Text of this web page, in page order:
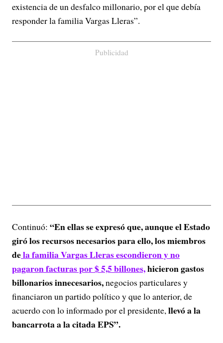
existencia de un desfalco millonario, por el que debía
responder la familia Vargas Lleras”.
Publicidad
Continuó: “En ellas se expresó que, aunque el Estado
giró los recursos necesarios para ello, los miembros
dela familia Vargas Lleras escondieron y no
pagaron facturas por $ 5,5 billones,hicieron gastos
billonarios innecesarios,negocios particulares y
financiaron un partido político y que lo anterior, de
acuerdo con lo informado por el presidente,llevó a la
bancarrota a la citada EPS”.